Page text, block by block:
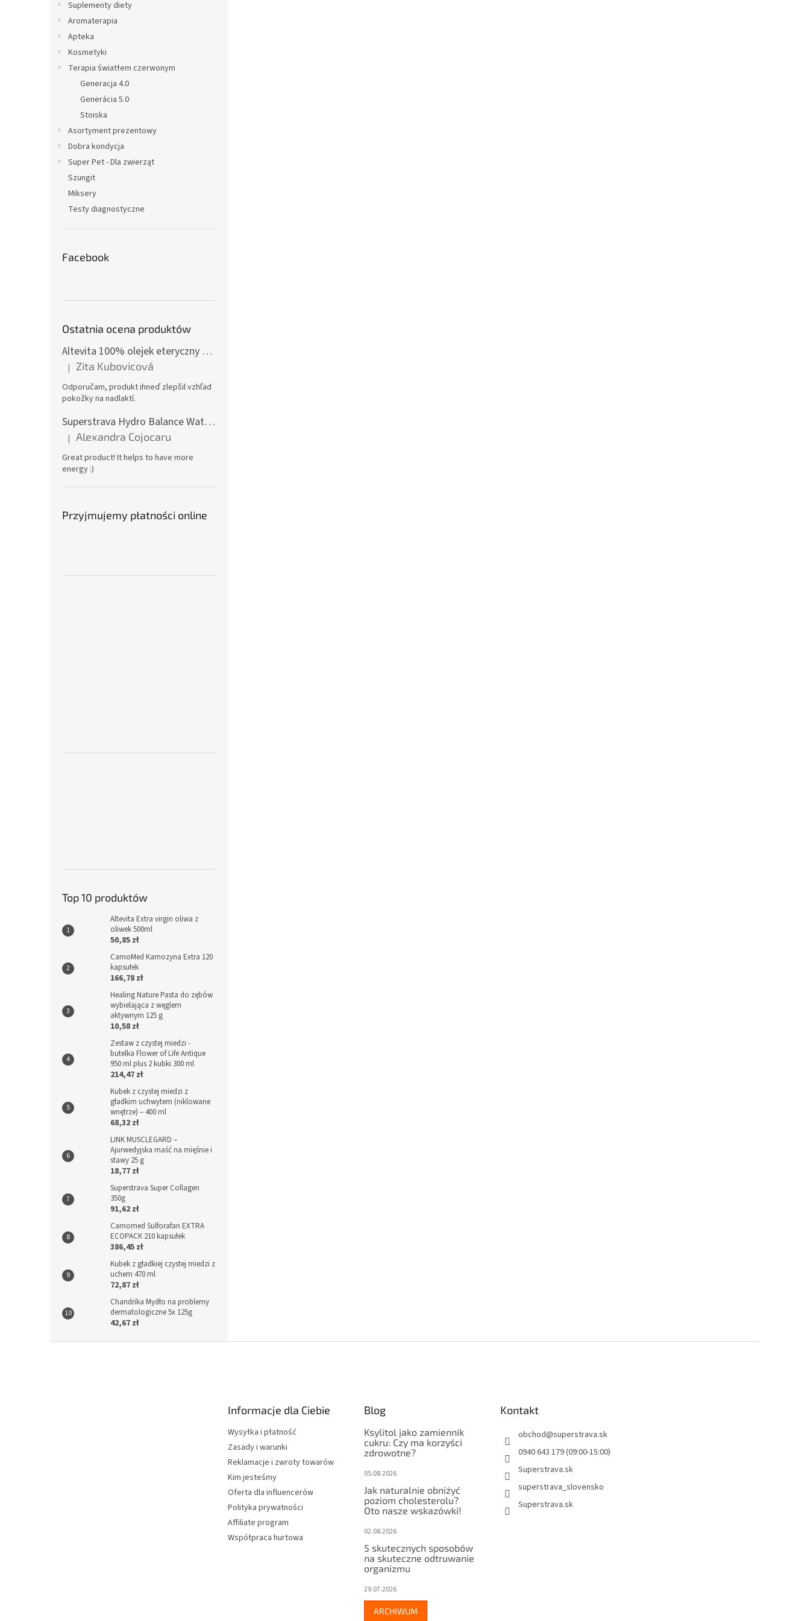
Suplementy diety
Aromaterapia
Apteka
Kosmetyki
Terapia światłem czerwonym
Generacja 4.0
Generácia 5.0
Stoiska
Asortyment prezentowy
Dobra kondycja
Super Pet - Dla zwierząt
Szungit
Miksery
Testy diagnostyczne
Facebook
Ostatnia ocena produktów
Altevita 100% olejek eteryczny KAMFORA – Olejek pozytywnej energii 10ml
Ocena produktu to 5 na 5 gwiazdek.
| Zita Kubovicová
Odporučam, produkt ihneď zlepšil vzhľad
pokožky na nadlaktí.
Superstrava Hydro Balance Watermelon electrolytes Box 30 x 4,7g
Ocena produktu to 5 na 5 gwiazdek.
| Alexandra Cojocaru
Great product! It helps to have more
energy :)
Przyjmujemy płatności online
Top 10 produktów
Altevita Extra virgin oliwa z
oliwek 500ml
50,85 zł
CarnoMed Karnozyna Extra 120
kapsułek
166,78 zł
Healing Nature Pasta do zębów
wybielająca z węglem
aktywnym 125 g
10,58 zł
Zestaw z czystej miedzi -
butelka Flower of Life Antique
950 ml plus 2 kubki 300 ml
214,47 zł
Kubek z czystej miedzi z
gładkim uchwytem (niklowane
wnętrze) – 400 ml
68,32 zł
LINK MUSCLEGARD –
Ajurwedyjska maść na mięśnie i
stawy 25 g
18,77 zł
Superstrava Super Collagen
350g
91,62 zł
Carnomed Sulforafan EXTRA
ECOPACK 210 kapsułek
386,45 zł
Kubek z gładkiej czystej miedzi z
uchem 470 ml
72,87 zł
Chandrika Mydło na problemy
dermatologiczne 5x 125g
42,67 zł
Informacje dla Ciebie
Wysyłka i płatność
Zasady i warunki
Reklamacje i zwroty towarów
Kim jesteśmy
Oferta dla influencerów
Polityka prywatności
Affiliate program
Współpraca hurtowa
Blog
Ksylitol jako zamiennik
cukru: Czy ma korzyści
zdrowotne?
05.08.2026
Jak naturalnie obniżyć
poziom cholesterolu?
Oto nasze wskazówki!
02.08.2026
5 skutecznych sposobów
na skuteczne odtruwanie
organizmu
29.07.2026
ARCHIWUM
Kontakt
obchod@superstrava.sk
0940 643 179 (09:00-15:00)
Superstrava.sk
superstrava_slovensko
Superstrava.sk